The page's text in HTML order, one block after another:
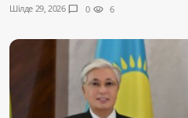
Шілде 29, 2026 chat_bubble 0 visibility 6